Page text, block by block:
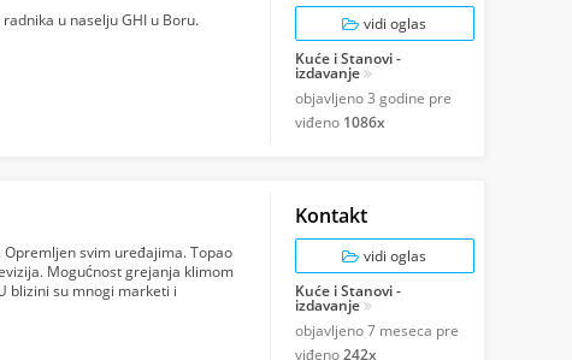
u naselju GHI u Boru.
vidi oglas
Kuće i Stanovi -
izdavanje
objavljeno3 godine pre
viđeno 1086x
svim uređajima. Topao
Mogućnost grejanja klimom
blizini su mnogi marketi i
Kontakt
vidi oglas
Kuće i Stanovi -
izdavanje
objavljeno7 meseca pre
viđeno242x